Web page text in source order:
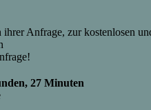
ihrer Anfrage, zur kostenlosen
27 Minuten